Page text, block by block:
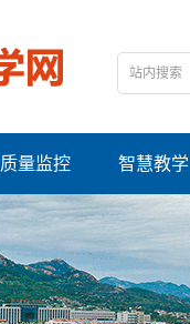
质量监控 智慧教学